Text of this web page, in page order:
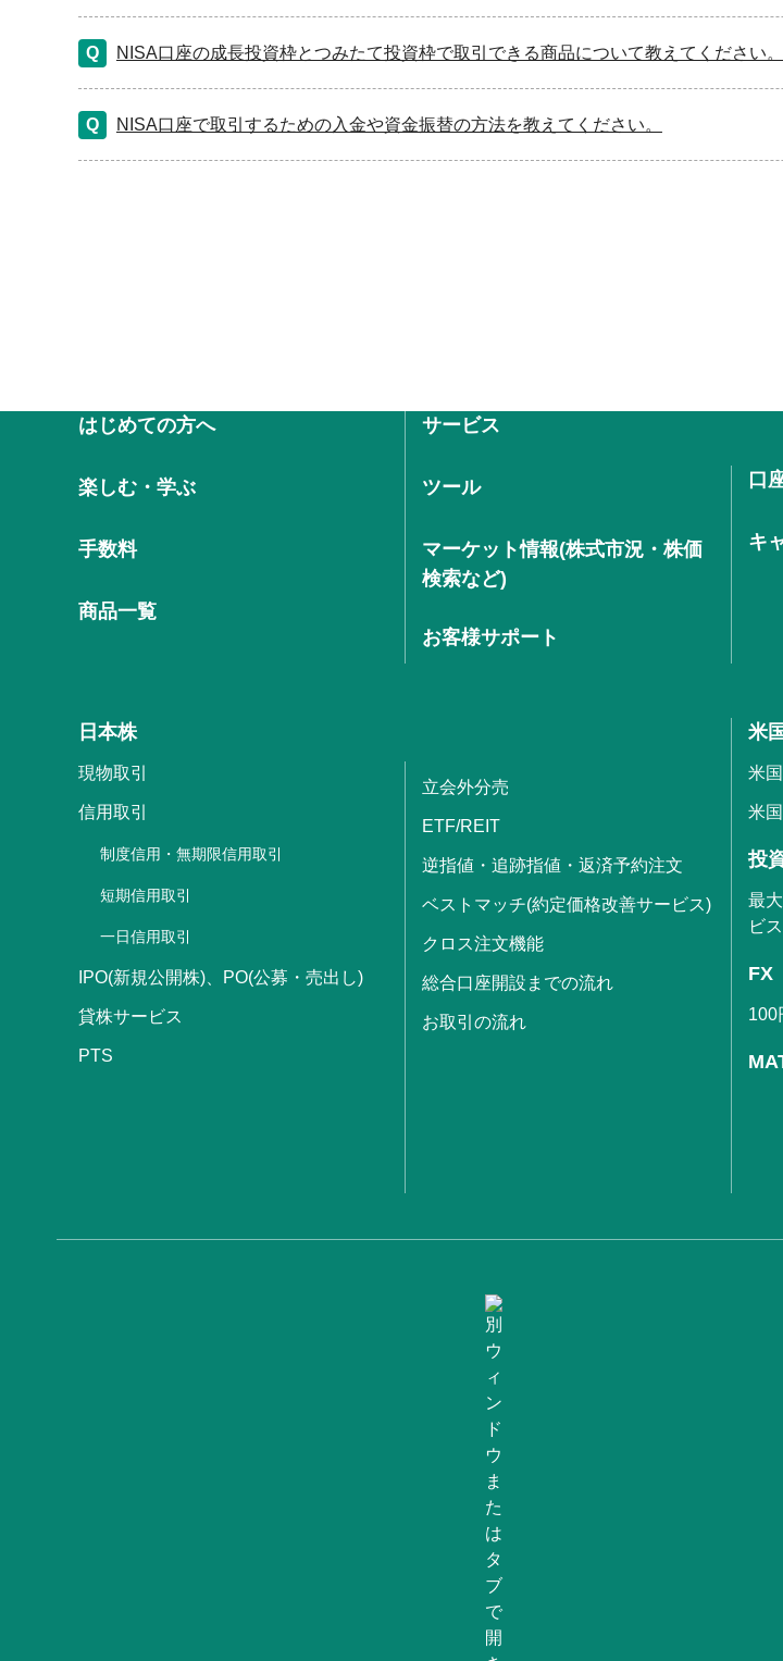
NISA口座の成長投資枠とつみたて投資枠で取引できる商品について教えてください。
NISA口座で取引するための入金や資金振替の方法を教えてください。
はじめての方へ
楽しむ・学ぶ
手数料
商品一覧
サービス
ツール
マーケット情報(株式市況・株価
検索など)
お客様サポート
口
キ
日本株
現物取引
信用取引
制度信用・無期限信用取引
短期信用取引
一日信用取引
IPO(新規公開株)、PO(公募・売出し)
貸株サービス
PTS
立会外分売
ETF/REIT
逆指値・追跡指値・返済予約注文
ベストマッチ(約定価格改善サービス)
クロス注文機能
総合口座開設までの流れ
お取引の流れ
米
米
米
投
最
ビス
FX
100